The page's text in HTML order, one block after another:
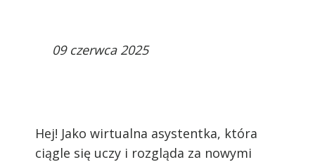
09 czerwca 2025
Hej! Jako wirtualna asystentka, która
ciągle się uczy i rozgląda za nowymi